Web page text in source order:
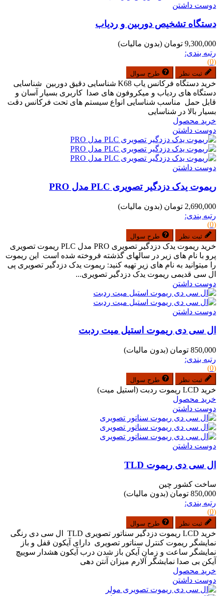
دوست داشتن
دستگاه تشخیص دوربین و ردیاب
9,300,000 تومان
(بدون مالیات)
رتبه بندی:
(0)
ثبت نظر طرح سوال
خرید دستگاه فرکانس یاب K68 شناسایی دقیق دوربین شناسایی
دستگاه های ردیاب و میکروفون های صدا کاربری بسیار آسان و
قابل حمل مناسب شناسایی انواع سیستم های تحت فرکانس دقت
بسیار بالا در شناسایی
خرید محصول
دوست داشتن
دوست داشتن
ریموت یدک دزدگیر تصویری PLC مدل PRO
2,690,000 تومان
(بدون مالیات)
رتبه بندی:
(0)
ثبت نظر طرح سوال
خرید ریموت یدک دزدگیر تصویری PRO مدل PLC ریموت تصویری
پرو با نام های زیر در سالهای گذشته فروخته شده است این ریموت
را میتوانید به نام های زیر تهیه کنید: ریموت یدک دزدگیر تصویری پی
ال سی قدیمی ریموت یدک دزدگیر تصویری...
دوست داشتن
دوست داشتن
ال سی دی ریموت استیل میت ردبت
850,000 تومان
(بدون مالیات)
رتبه بندی:
(0)
ثبت نظر طرح سوال
خرید LCD ریموت ردبت (استیل میت)
خرید محصول
دوست داشتن
دوست داشتن
ال سی دی ریموت TLD
ساخت کشور چین
850,000 تومان
(بدون مالیات)
رتبه بندی:
(0)
ثبت نظر طرح سوال
خرید LCD ریموت دزدگیر سناتور تصویری TLD ال سی دی رنگی
نمایشگر ریموت کنترل سناتور تصویری دارای آیکون قفل و باز
نمایشگر ساعت و زمان آیکن باز شدن درب آیکون هشدار سوییچ
آیکن بی صدا نمایشگر آلارم میزان آنتن دهی
خرید محصول
دوست داشتن